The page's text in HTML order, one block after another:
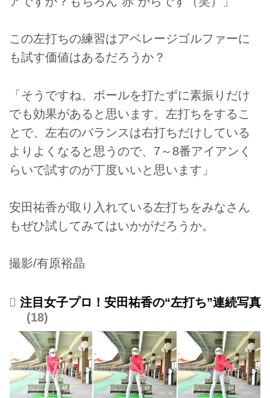
この左打ちの練習はアベレージゴルファーに
も試す価値はあるだろうか？
「そうですね、ボールを打たずに素振りだけ
でも効果があると思います。左打ちをするこ
とで、左右のバランスは右打ちだけしている
よりよくなると思うので、7～8番アイアンく
らいで試すのが丁度いいと思います」
安田祐香が取り入れている左打ちをみなさん
もぜひ試してみてはいかがだろうか。
撮影/有原裕晶
注目女子プロ！安田祐香の“左打ち”連続写真
18